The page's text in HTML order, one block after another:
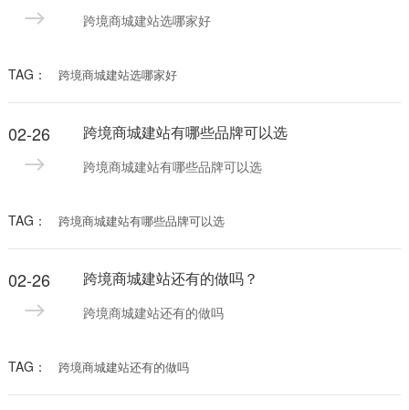
跨境商城建站选哪家好
TAG： 跨境商城建站选哪家好
02-26 跨境商城建站有哪些品牌可以选
跨境商城建站有哪些品牌可以选
TAG： 跨境商城建站有哪些品牌可以选
02-26 跨境商城建站还有的做吗？
跨境商城建站还有的做吗
TAG： 跨境商城建站还有的做吗